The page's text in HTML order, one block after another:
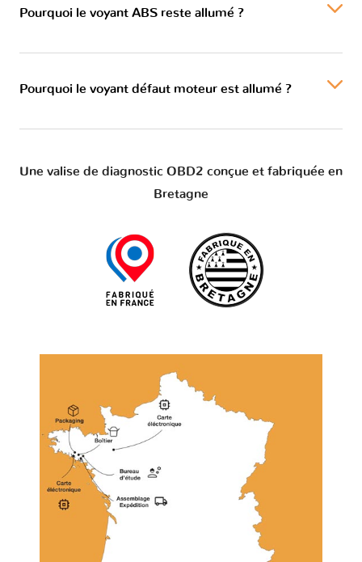
Pourquoi le voyant ABS reste allumé ?
Pourquoi le voyant défaut moteur est allumé ?
Une valise de diagnostic OBD2 conçue et fabriquée en
Bretagne